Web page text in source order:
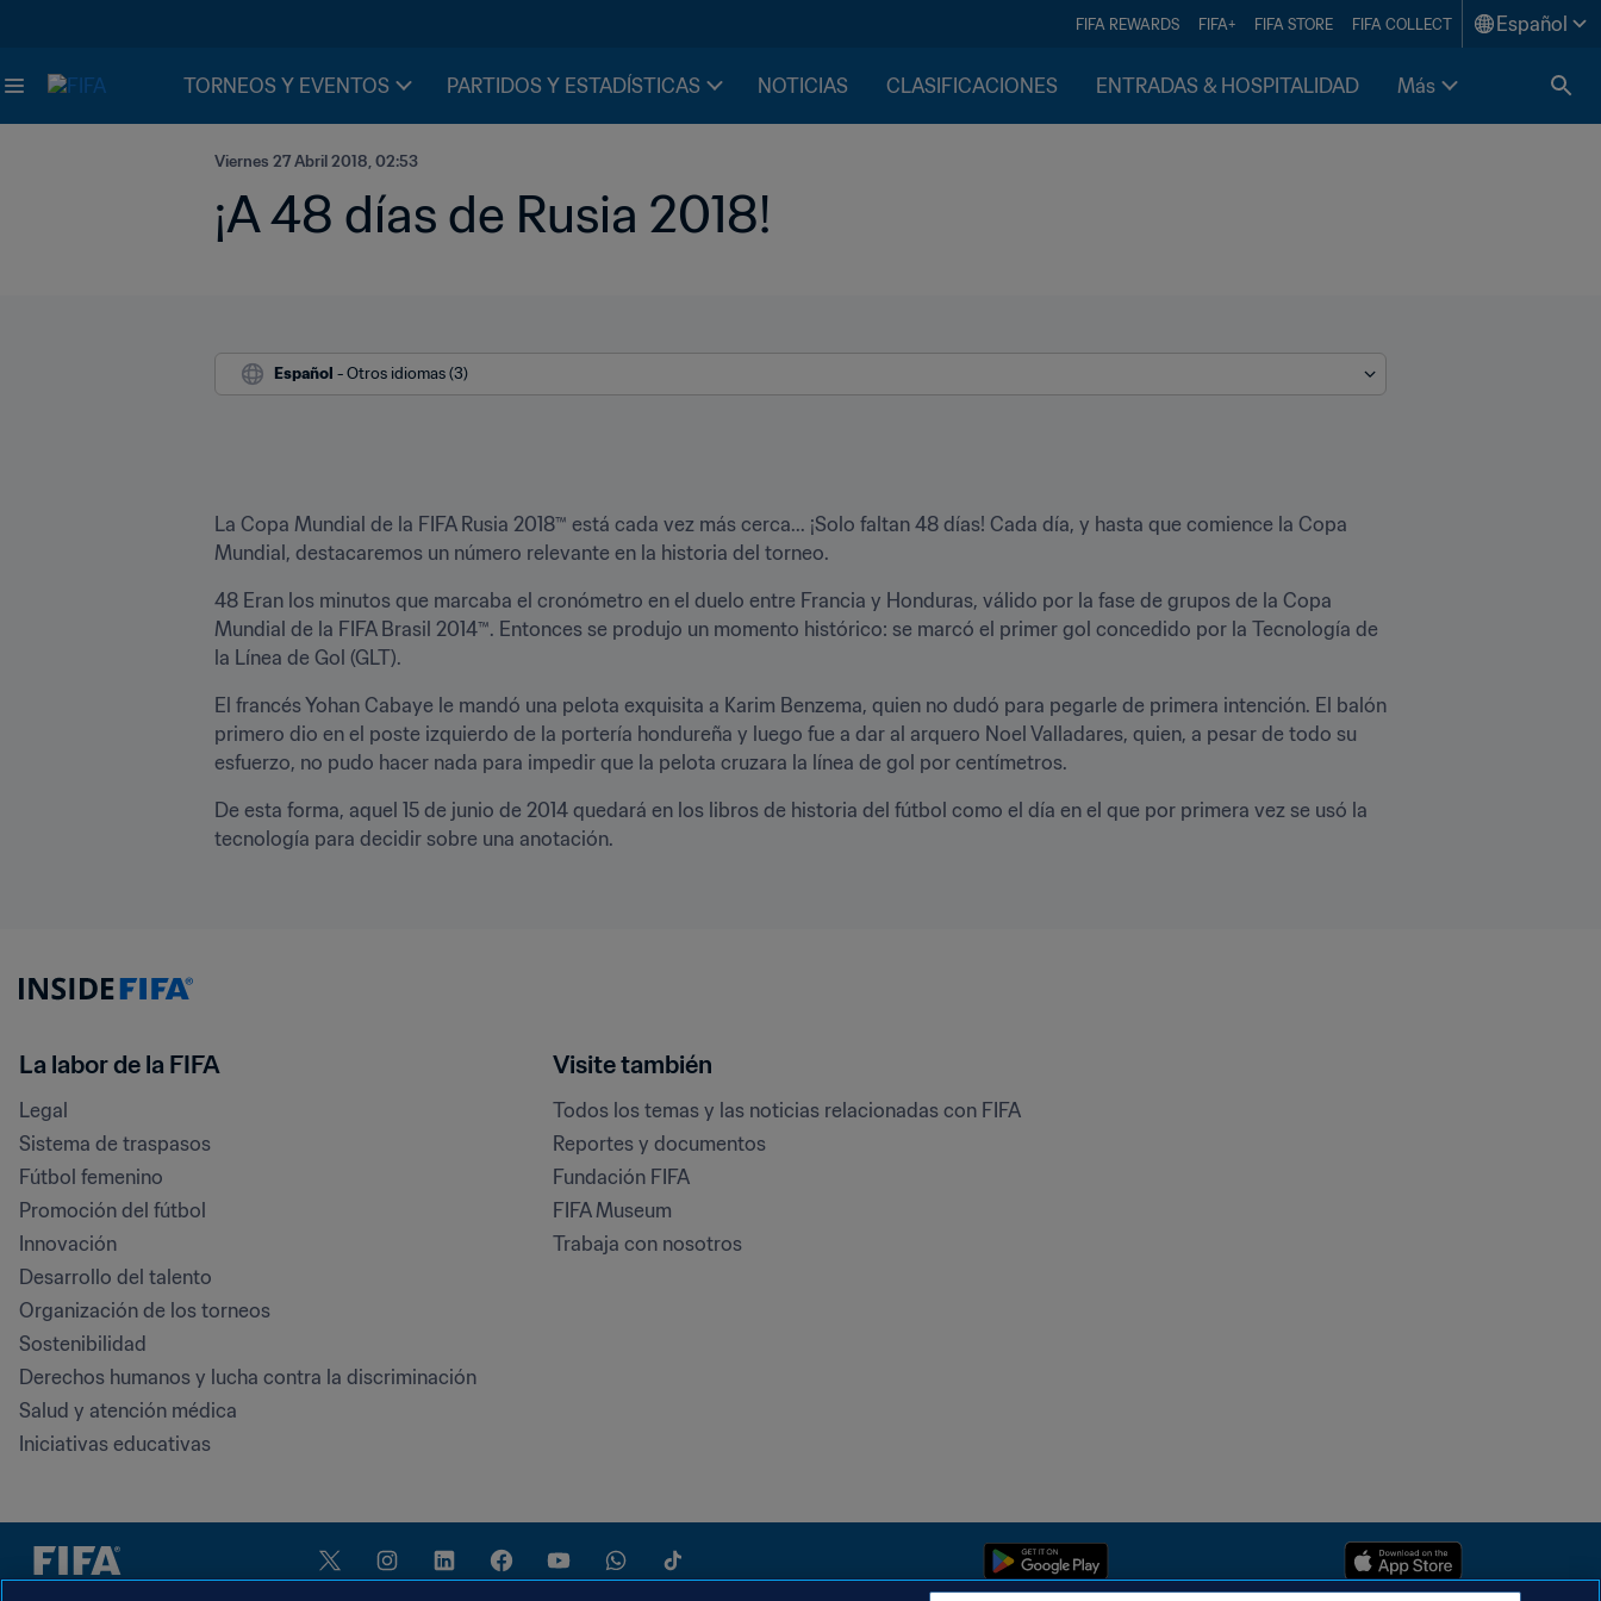
FIFA REWARDS FIFA+ FIFA STORE FIFA COLLECT Español
TORNEOS Y EVENTOS PARTIDOS Y ESTADÍSTICAS NOTICIAS CLASIFICACIONES ENTRADAS & HOSPITALIDAD Más
Viernes 27 Abril 2018, 02:53
¡A 48 días de Rusia 2018!
Español - Otros idiomas (3)
La Copa Mundial de la FIFA Rusia 2018™ está cada vez más cerca... ¡Solo faltan 48 días! Cada día, y hasta que comience la Copa
Mundial, destacaremos un número relevante en la historia del torneo.
48 Eran los minutos que marcaba el cronómetro en el duelo entre Francia y Honduras, válido por la fase de grupos de la Copa
Mundial de la FIFA Brasil 2014™. Entonces se produjo un momento histórico: se marcó el primer gol concedido por la Tecnología de
la Línea de Gol (GLT).
El francés Yohan Cabaye le mandó una pelota exquisita a Karim Benzema, quien no dudó para pegarle de primera intención. El balón
primero dio en el poste izquierdo de la portería hondureña y luego fue a dar al arquero Noel Valladares, quien, a pesar de todo su
esfuerzo, no pudo hacer nada para impedir que la pelota cruzara la línea de gol por centímetros.
De esta forma, aquel 15 de junio de 2014 quedará en los libros de historia del fútbol como el día en el que por primera vez se usó la
tecnología para decidir sobre una anotación.
La labor de la FIFA
Legal
Sistema de traspasos
Fútbol femenino
Promoción del fútbol
Innovación
Desarrollo del talento
Organización de los torneos
Sostenibilidad
Derechos humanos y lucha contra la discriminación
Salud y atención médica
Iniciativas educativas
Visite también
Todos los temas y las noticias relacionadas con FIFA
Reportes y documentos
Fundación FIFA
FIFA Museum
Trabaja con nosotros